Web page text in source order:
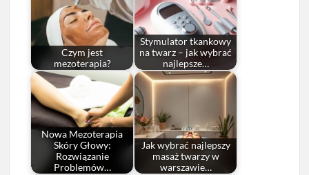
Czym jest
mezoterapia?
Stymulator tkankowy
na twarz – jak wybrać
najlepsze…
Nowa Mezoterapia
Skóry Głowy:
Rozwiązanie
Problemów…
Jak wybrać najlepszy
masaż twarzy w
warszawie…